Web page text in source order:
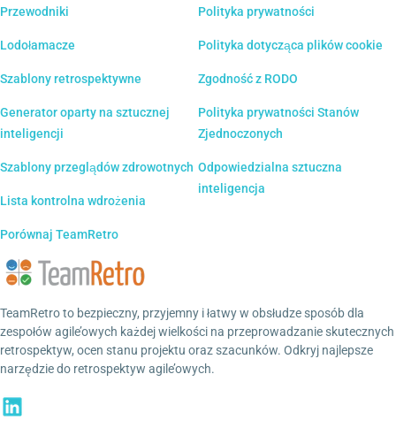
Przewodniki
Lodołamacze
Szablony retrospektywne
Generator oparty na sztucznej
inteligencji
Szablony przeglądów zdrowotnych
Lista kontrolna wdrożenia
Porównaj TeamRetro
Polityka prywatności
Polityka dotycząca plików cookie
Zgodność z RODO
Polityka prywatności Stanów
Zjednoczonych
Odpowiedzialna sztuczna
inteligencja
TeamRetro to bezpieczny, przyjemny i łatwy w obsłudze sposób dla
zespołów agile’owych każdej wielkości na przeprowadzanie skutecznych
retrospektyw, ocen stanu projektu oraz szacunków. Odkryj najlepsze
narzędzie do retrospektyw agile’owych.